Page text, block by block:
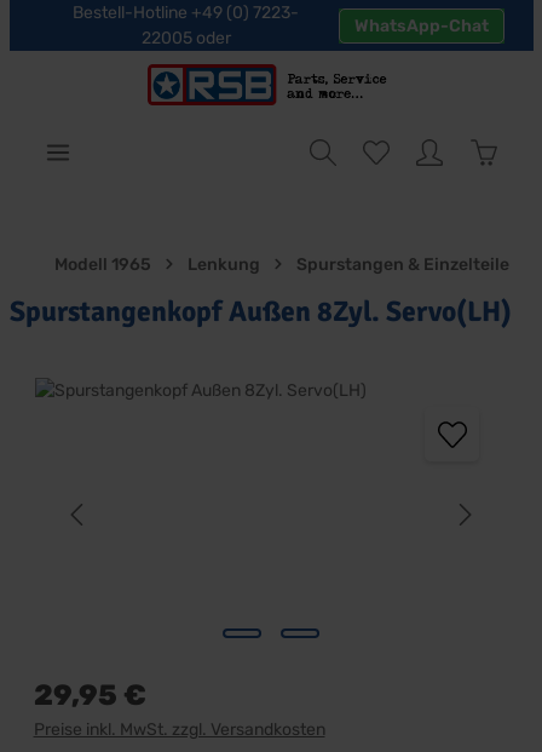
Bestell-Hotline +49 (0) 7223-
22005 oder
WhatsApp-Chat
Modell 1965 Lenkung Spurstangen & Einzelteile
Spurstangenkopf Außen 8Zyl. Servo(LH)
Bildergalerie überspringen
29,95 €
Preise inkl. MwSt. zzgl. Versandkosten